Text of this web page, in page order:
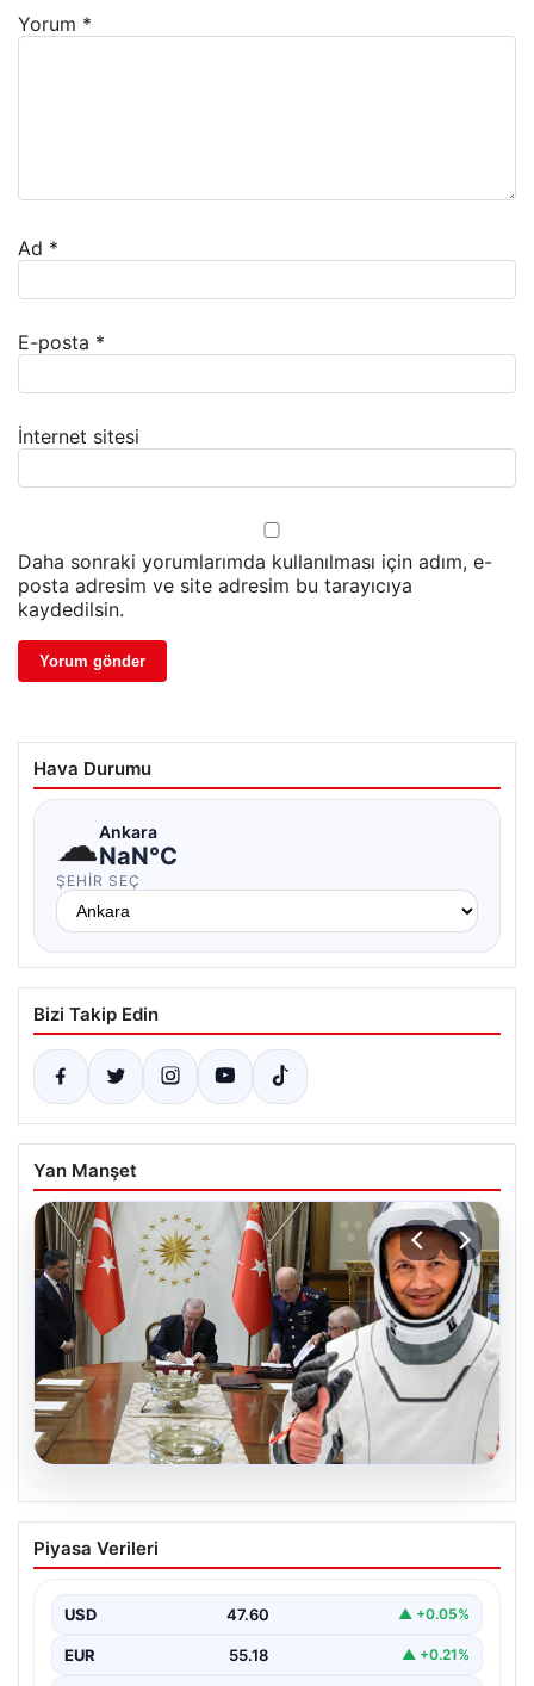
Yorum *
Ad *
E-posta *
İnternet sitesi
Daha sonraki yorumlarımda kullanılması için adım, e-
posta adresim ve site adresim bu tarayıcıya
kaydedilsin.
Hava Durumu
☁Ankara
NaN°C
ŞEHIR SEÇ
Bizi Takip Edin
Yan Manşet
Yüksek Askeri Şura (YAŞ) Kararları ve
Alper Gezeravcı’nın Terfisiyle Uzay
Türkiye’nin savunma ve askeri kariyer alanındaki önemli
Piyasa Verileri
USD 47.60 ▲ +0.05%
EUR 55.18 ▲ +0.21%